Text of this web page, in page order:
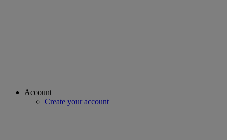
Account
Create your account